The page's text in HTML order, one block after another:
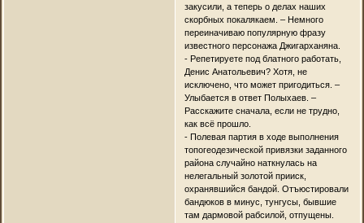
закусили, а теперь о делах наших
скорбных покалякаем. – Немного
переиначиваю популярную фразу
известного персонажа Джигарханяна.
- Репетируете под блатного работать,
Денис Анатольевич? Хотя, не
исключено, что может пригодиться. –
Улыбается в ответ Полыхаев. –
Расскажите сначала, если не трудно,
как всё прошло.
- Полевая партия в ходе выполнения
топогеодезической привязки заданного
района случайно наткнулась на
нелегальный золотой прииск,
охранявшийся бандой. Отъюстировали
бандюков в минус, тунгусы, бывшие
там дармовой рабсилой, отпущены.